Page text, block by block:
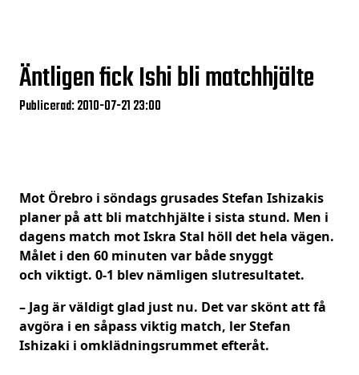
Äntligen fick Ishi bli matchhjälte
Publicerad: 2010-07-21 23:00
Mot Örebro i söndags grusades Stefan Ishizakis
planer på att bli matchhjälte i sista stund. Men i
dagens match mot Iskra Stal höll det hela vägen.
Målet i den 60 minuten var både snyggt
och viktigt. 0-1 blev nämligen slutresultatet.
– Jag är väldigt glad just nu. Det var skönt att få
avgöra i en såpass viktig match, ler Stefan
Ishizaki i omklädningsrummet efteråt.